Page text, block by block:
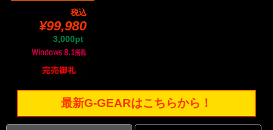
税込
¥99,980
3,000pt
最新G-GEARはこちらから！